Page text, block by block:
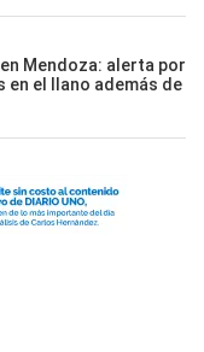
Mendoza: alerta por
en el llano además de